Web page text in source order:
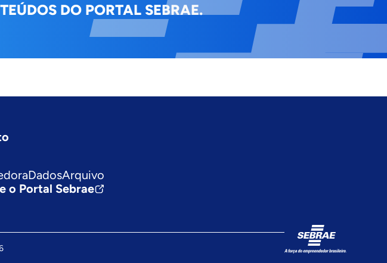
DO PORTAL SEBRAE.
DadosArquivo
o Portal Sebrae